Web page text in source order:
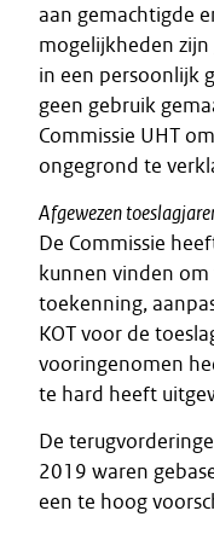
aan gemachtigde
mogelijkheden
in een persoonlijk
geen gebruik
Commissie UHT
ongegrond te
Afgewezen
De Commissie
kunnen vinden
toekenning,
KOT voor de
vooringenomen
te hard heeft
De
2019 waren
een te hoog